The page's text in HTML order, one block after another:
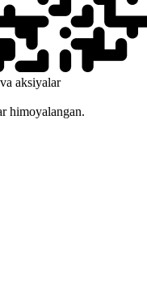
aksiyalar
himoyalangan.